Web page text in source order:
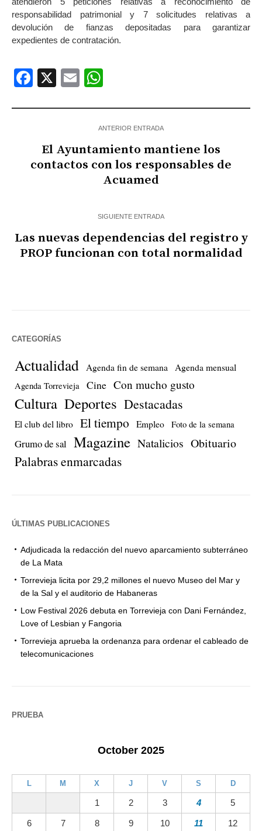
responsabilidad patrimonial y 7 solicitudes relativas a
devolución de fianzas depositadas para garantizar
expedientes de contratación.
Facebook
X Email
ANTERIOR ENTRADA
El Ayuntamiento mantiene los
contactos con los responsables de
Acuamed
SIGUIENTE ENTRADA
Las nuevas dependencias del registro y
PROP funcionan con total normalidad
CATEGORÍAS
Actualidad Agenda fin de semana Agenda mensual
Agenda Torrevieja Cine Con mucho gusto
Cultura Deportes Destacadas
El club del libro El tiempo Empleo Foto de la semana
Grumo de sal Magazine Natalicios Obituario
Palabras enmarcadas
ÚLTIMAS PUBLICACIONES
Adjudicada la redacción del nuevo aparcamiento subterráneo
de La Mata
Torrevieja licita por 29,2 millones el nuevo Museo del Mar y
de la Sal y el auditorio de Habaneras
Low Festival 2026 debuta en Torrevieja con Dani Fernández,
Love of Lesbian y Fangoria
Torrevieja aprueba la ordenanza para ordenar el cableado de
telecomunicaciones
PRUEBA
October 2025
L M X J V S D
1 2 3 4 5
6 7 8 9 10 11 12